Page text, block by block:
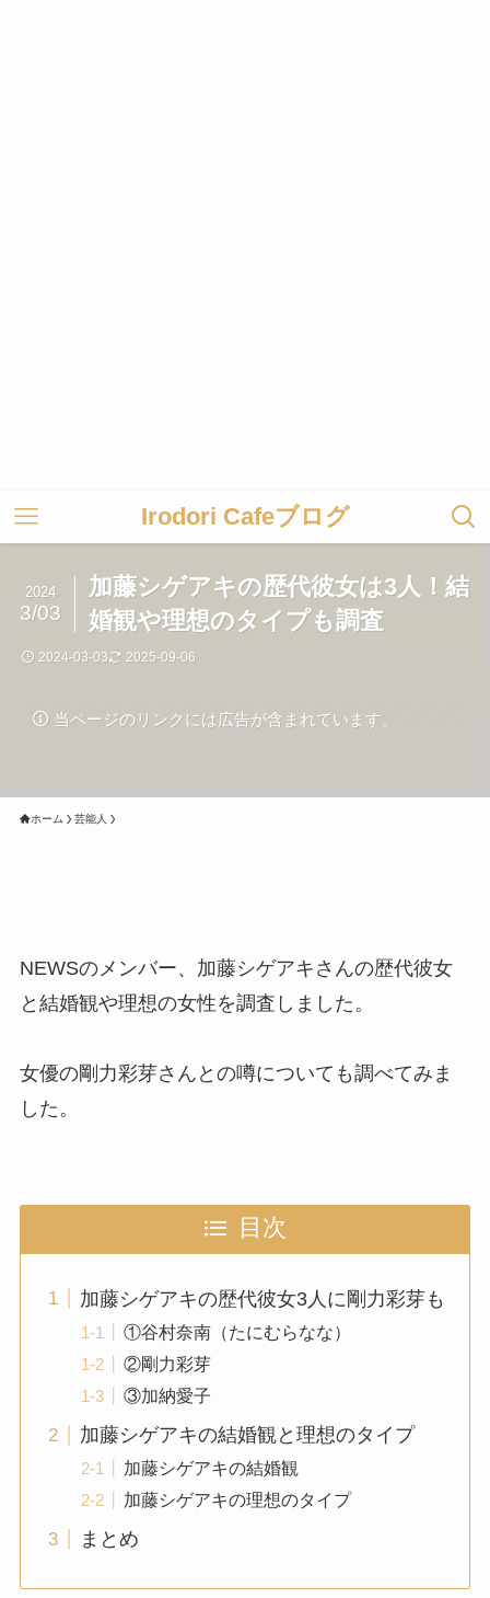
Irodori Cafeブログ
加藤シゲアキの歴代彼女は3人！結
婚観や理想のタイプも調査
2024
3/03
2024-03-03 2025-09-06
当ページのリンクには広告が含まれています。
ホーム 芸能人
NEWSのメンバー、加藤シゲアキさんの歴代彼女
と結婚観や理想の女性を調査しました。
女優の剛力彩芽さんとの噂についても調べてみま
した。
目次
加藤シゲアキの歴代彼女3人に剛力彩芽も
①谷村奈南（たにむらなな）
②剛力彩芽
③加納愛子
加藤シゲアキの結婚観と理想のタイプ
加藤シゲアキの結婚観
加藤シゲアキの理想のタイプ
まとめ